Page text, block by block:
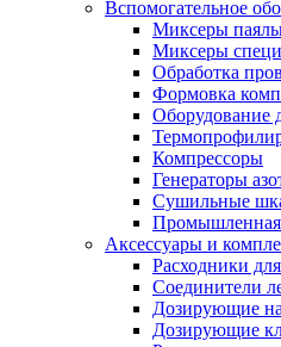
Вспомогательное
Миксеры
Миксеры
Обработка
Формовка
Оборудование
Компрессоры
Генераторы
Сушильные
Промышленная
Аксессуары и
Расходники
Соединители
Дозирующие
Дозирующие